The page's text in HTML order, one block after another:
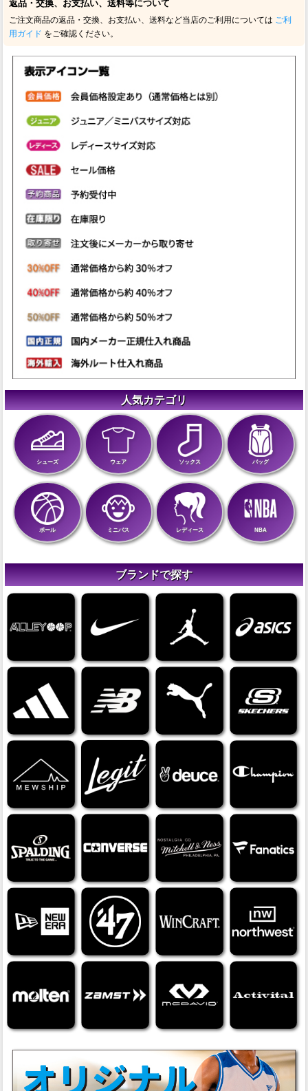
返品・交換、お支払い、送料等について
ご注文商品の返品・交換、お支払い、送料など当店のご利用については ご利
用ガイド をご確認ください。
人気カテゴリ
シューズ ウェア ソックス バッグ
ボール ミニバス レディース NBA
ブランドで探す